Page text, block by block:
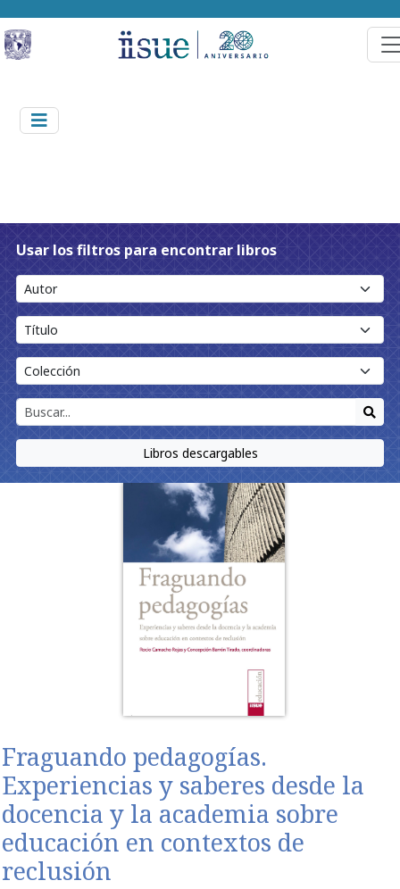
Usar los filtros para encontrar libros
Libros descargables
Fraguando pedagogías.
Experiencias y saberes desde la
docencia y la academia sobre
educación en contextos de
reclusión